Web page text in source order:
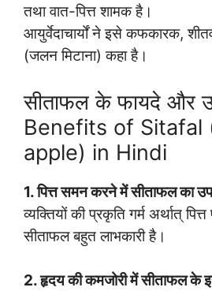
तथा वात-पित्त शामक है।
आयुर्वेदाचार्यों ने इसे कफकारक,
(जलन मिटाना) कहा है।
सीताफल के फायदे और
Benefits of Sitafal
apple) in Hindi
1. पित्त समन करने में सीताफल का
व्यक्तियों की प्रकृति गर्म अर्थात्
सीताफल बहुत लाभकारी है।
2. हृदय की कमजोरी में सीताफल के